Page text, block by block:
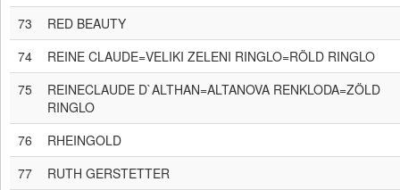
73
RED BEAUTY
74
REINE CLAUDE=VELIKI ZELENI RINGLO=RÖLD RINGLO
75
REINECLAUDE D`ALTHAN=ALTANOVA RENKLODA=ZÖLD
RINGLO
76
RHEINGOLD
77
RUTH GERSTETTER